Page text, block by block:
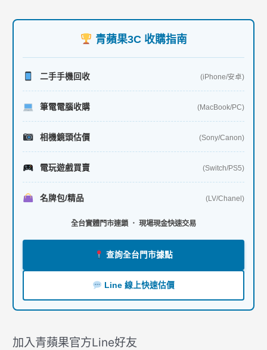
青蘋果3C 收購指南
二手手機回收 (iPhone/安卓)
筆電電腦收購 (MacBook/PC)
相機鏡頭估價 (Sony/Canon)
電玩遊戲買賣 (Switch/PS5)
名牌包/精品 (LV/Chanel)
全台實體門市連鎖 ． 現場現金快速交易
查詢全台門市據點
Line 線上快速估價
加入青蘋果官方Line好友
目